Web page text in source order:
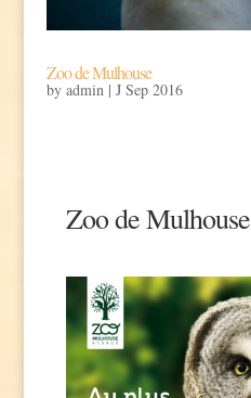
Zoo de Mulhouse
by admin| J Sep 2016
Zoo de Mulhouse